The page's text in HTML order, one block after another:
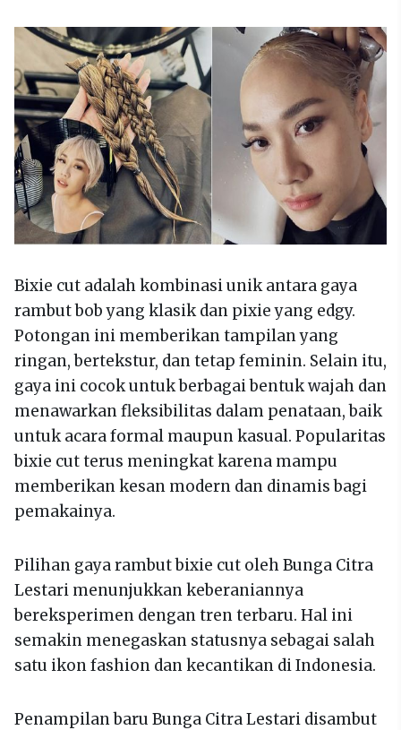
Bixie cut adalah kombinasi unik antara gaya
rambut bob yang klasik dan pixie yang edgy.
Potongan ini memberikan tampilan yang
ringan, bertekstur, dan tetap feminin. Selain itu,
gaya ini cocok untuk berbagai bentuk wajah dan
menawarkan fleksibilitas dalam penataan, baik
untuk acara formal maupun kasual. Popularitas
bixie cut terus meningkat karena mampu
memberikan kesan modern dan dinamis bagi
pemakainya.
Pilihan gaya rambut bixie cut oleh Bunga Citra
Lestari menunjukkan keberaniannya
bereksperimen dengan tren terbaru. Hal ini
semakin menegaskan statusnya sebagai salah
satu ikon fashion dan kecantikan di Indonesia.
Penampilan baru Bunga Citra Lestari disambut